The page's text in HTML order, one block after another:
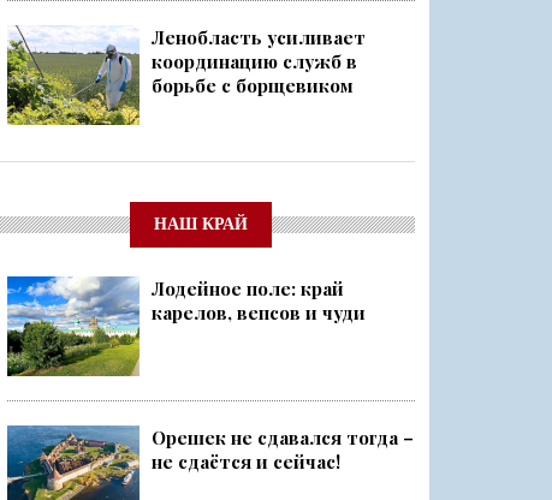
Ленобласть усиливает
координацию служб в
борьбе с борщевиком
НАШ КРАЙ
Лодейное поле: край
карелов, вепсов и чуди
Орешек не сдавался тогда –
не сдаётся и сейчас!